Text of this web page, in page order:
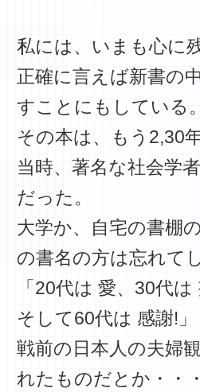
私には、いまも心に
正確に言えば新書の
すことにもしている。
その本は、もう2,30
当時、著名な社会学
だった。
大学か、自宅の書棚
の書名の方は忘れて
「20代は 愛、30代
そして60代は 感謝!」
戦前の日本人の夫婦
れたものだとか・・・